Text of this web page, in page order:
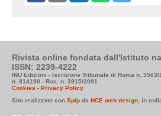
Rivista online fondata dall'Istituto
ISSN: 2239-4222
INU Edizioni - Iscrizione Tribunale di Roma n.
n. 814190 - Roc. n. 3915/2001
Cookies - Privacy Policy
Sito realizzato con Spip da HCE web design, in